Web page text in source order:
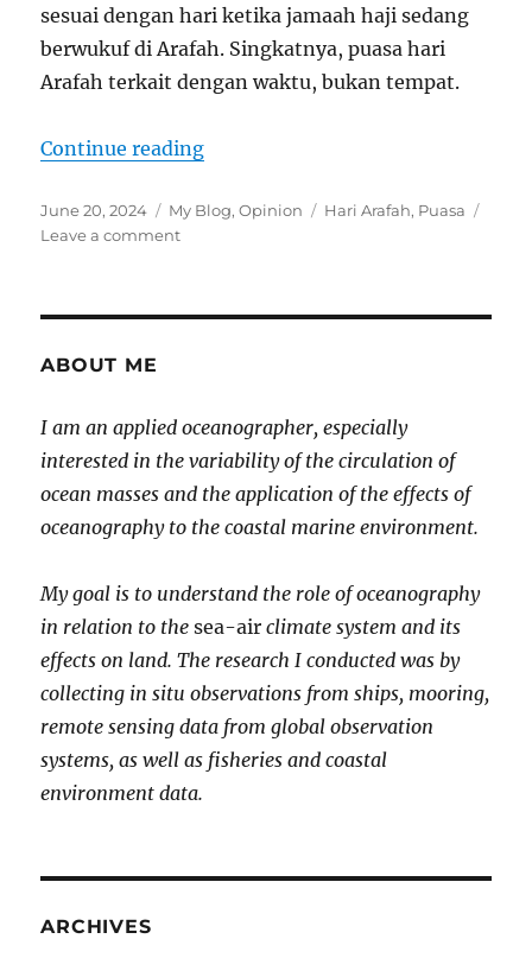
sesuai dengan hari ketika jamaah haji sedang
berwukuf di Arafah. Singkatnya, puasa hari
Arafah terkait dengan waktu, bukan tempat.
Continue reading“PUASA HARI ARAFAH: TERKAIT
Posted
on
June 20, 2024 Categories
My Blog,Opinion Tags
Hari Arafah, Puasa
Leave a commenton
TEMPAT?
ABOUT ME
I am an applied oceanographer, especially
interested in the variability of the circulation of
ocean masses and the application of the effects of
oceanography to the coastal marine environment.
My goal is to understand the role of oceanography
in relation to the sea-air climate system and its
effects on land. The research I conducted was by
collecting in situ observations from ships, mooring,
remote sensing data from global observation
systems, as well as fisheries and coastal
environment data.
ARCHIVES